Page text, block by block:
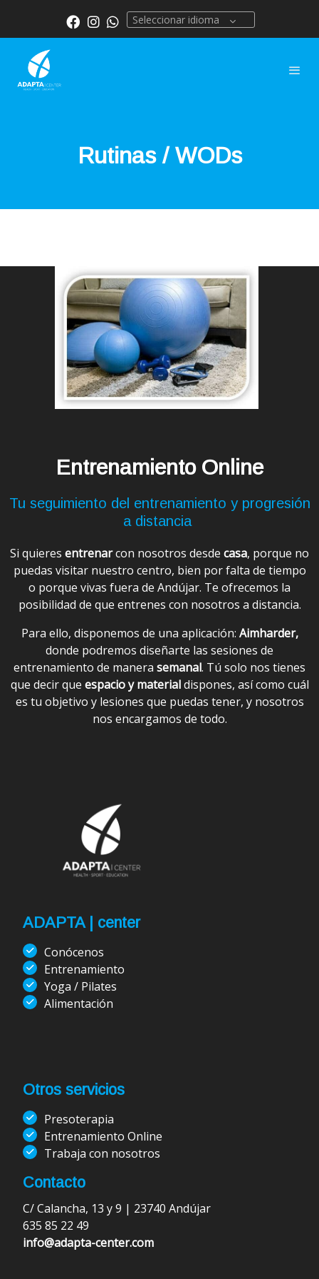
Seleccionar idioma
Rutinas / WODs
Entrenamiento Online
Tu seguimiento del entrenamiento y progresión
a distancia
Si quieres entrenarcon nosotros desde casa, porque no
puedas visitar nuestro centro, bien por falta de tiempo
o porque vivas fuera de Andújar. Te ofrecemos la
posibilidad de que entrenes con nosotros a distancia.
Para ello, disponemos de una aplicación: Aimharder,
donde podremos diseñarte las sesiones de
entrenamiento de manera semanal. Tú solo nos tienes
que decir que espacio y materialdispones, así como cuál
es tu objetivo y lesiones que puedas tener, y nosotros
nos encargamos de todo.
ADAPTA | center
Conócenos
Entrenamiento
Yoga / Pilates
Alimentación
Otros servicios
Presoterapia
Entrenamiento Online
Trabaja con nosotros
Contacto
C/ Calancha, 13 y 9 | 23740 Andújar
635 85 22 49
info@adapta-center.com